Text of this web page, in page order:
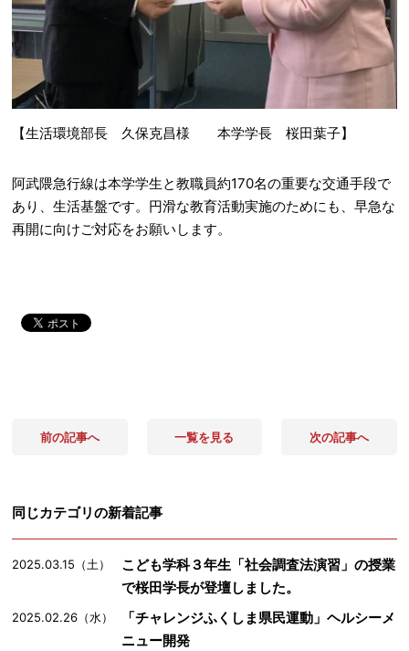
【生活環境部長 久保克昌様 本学学長 桜田葉子】
阿武隈急行線は本学学生と教職員約170名の重要な交通手段で
あり、生活基盤です。円滑な教育活動実施のためにも、早急な
再開に向けご対応をお願いします。
前の記事へ 一覧を見る 次の記事へ
同じカテゴリの新着記事
2025.03.15（土）
こども学科３年生「社会調査法演習」の授業
で桜田学長が登壇しました。
2025.02.26（水）
「チャレンジふくしま県民運動」ヘルシーメ
ニュー開発